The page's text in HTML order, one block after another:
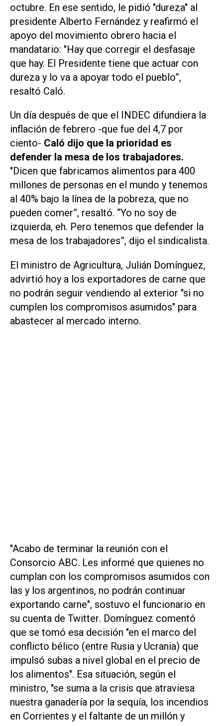
octubre. En ese sentido, le pidió "dureza" al
presidente Alberto Fernández y reafirmó el
apoyo del movimiento obrero hacia el
mandatario: "Hay que corregir el desfasaje
que hay. El Presidente tiene que actuar con
dureza y lo va a apoyar todo el pueblo”,
resaltó Caló.
Un día después de que el INDEC difundiera la
inflación de febrero -que fue del 4,7 por
ciento- Caló dijo que la prioridad es
defender la mesa de los trabajadores.
"Dicen que fabricamos alimentos para 400
millones de personas en el mundo y tenemos
al 40% bajo la línea de la pobreza, que no
pueden comer”, resaltó. “Yo no soy de
izquierda, eh. Pero tenemos que defender la
mesa de los trabajadores”, dijo el sindicalista.
El ministro de Agricultura, Julián Domínguez,
advirtió hoy a los exportadores de carne que
no podrán seguir vendiendo al exterior "si no
cumplen los compromisos asumidos" para
abastecer al mercado interno.
"Acabo de terminar la reunión con el
Consorcio ABC. Les informé que quienes no
cumplan con los compromisos asumidos con
las y los argentinos, no podrán continuar
exportando carne", sostuvo el funcionario en
su cuenta de Twitter. Domínguez comentó
que se tomó esa decisión "en el marco del
conflicto bélico (entre Rusia y Ucrania) que
impulsó subas a nivel global en el precio de
los alimentos". Esa situación, según el
ministro, "se suma a la crisis que atraviesa
nuestra ganadería por la sequía, los incendios
en Corrientes y el faltante de un millón y